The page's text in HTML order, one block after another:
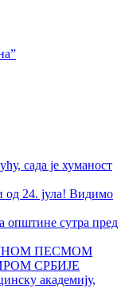
сада је хуманост
од 24. јула! Видимо
општине сутра пред
ПЕСМОМ
СРБИЈЕ
академију,